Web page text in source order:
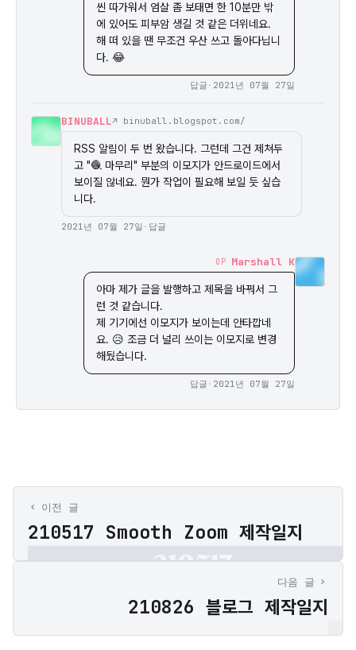
씬 따가워서 엄살 좀 보태면 한 10분만 밖
에 있어도 피부암 생길 것 같은 더위네요.
해 떠 있을 땐 무조건 우산 쓰고 돌아다닙니
다. 😂
2021년 07월 27일
·
답글
BINUBALL↗ binuball.blogspot.com/
RSS 알림이 두 번 왔습니다. 그런데 그건 제쳐두
고 "🧶 마무리" 부분의 이모지가 안드로이드에서
보이질 않네요. 뭔가 작업이 필요해 보일 듯 싶습
니다.
2021년 07월 27일 · 답글
Marshall K
OP
아마 제가 글을 발행하고 제목을 바꿔서 그
런 것 같습니다.
제 기기에선 이모지가 보이는데 안타깝네
요. 😥 조금 더 널리 쓰이는 이모지로 변경
해뒀습니다.
2021년 07월 27일
·
답글
이전 글
210517 Smooth Zoom 제작일지
다음 글
210826 블로그 제작일지